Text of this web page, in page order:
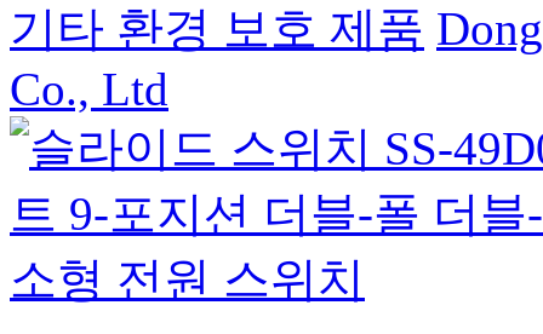
기타 환경 보호 제품
Co., Ltd